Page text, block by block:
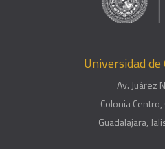
Universidad de
Av. Juárez
Colonia Centro,
Guadalajara,